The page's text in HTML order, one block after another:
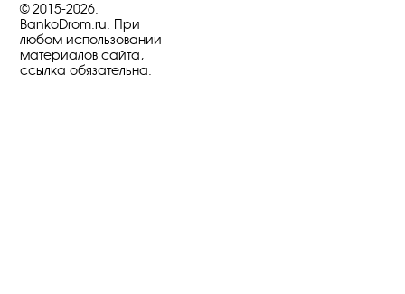
© 2015-2026.
BankoDrom.ru. При
любом использовании
материалов сайта,
ссылка обязательна.